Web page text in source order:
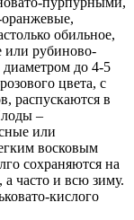
оранжевые,
обильное,
или рубиново-
до 4-5
цвета, с
распускаются в
–
или
восковым
сохраняются на
а часто и всю зиму.
кислого